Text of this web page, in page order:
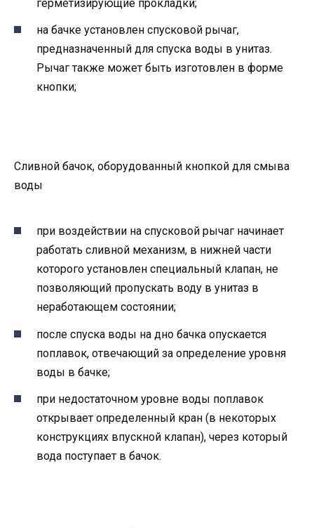
герметизирующие прокладки;
на бачке установлен спусковой рычаг,
предназначенный для спуска воды в унитаз.
Рычаг также может быть изготовлен в форме
кнопки;
Сливной бачок, оборудованный кнопкой для смыва
воды
при воздействии на спусковой рычаг начинает
работать сливной механизм, в нижней части
которого установлен специальный клапан, не
позволяющий пропускать воду в унитаз в
неработающем состоянии;
после спуска воды на дно бачка опускается
поплавок, отвечающий за определение уровня
воды в бачке;
при недостаточном уровне воды поплавок
открывает определенный кран (в некоторых
конструкциях впускной клапан), через который
вода поступает в бачок.